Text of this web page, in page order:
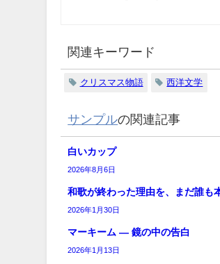
関連キーワード
クリスマス物語 西洋文学
サンプルの関連記事
白いカップ
2026年8月6日
和歌が終わった理由を、まだ誰も
2026年1月30日
マーキーム ― 鏡の中の告白
2026年1月13日